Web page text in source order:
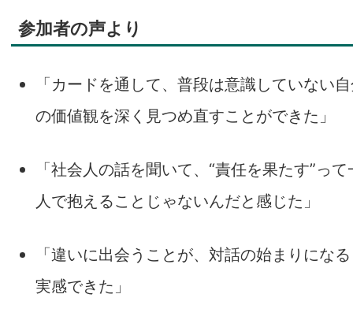
参加者の声より
「カードを通して、普段は意識していない
の価値観を深く見つめ直すことができた」
「社会人の話を聞いて、“責任を果たす”って
人で抱えることじゃないんだと感じた」
「違いに出会うことが、対話の始まりにな
実感できた」